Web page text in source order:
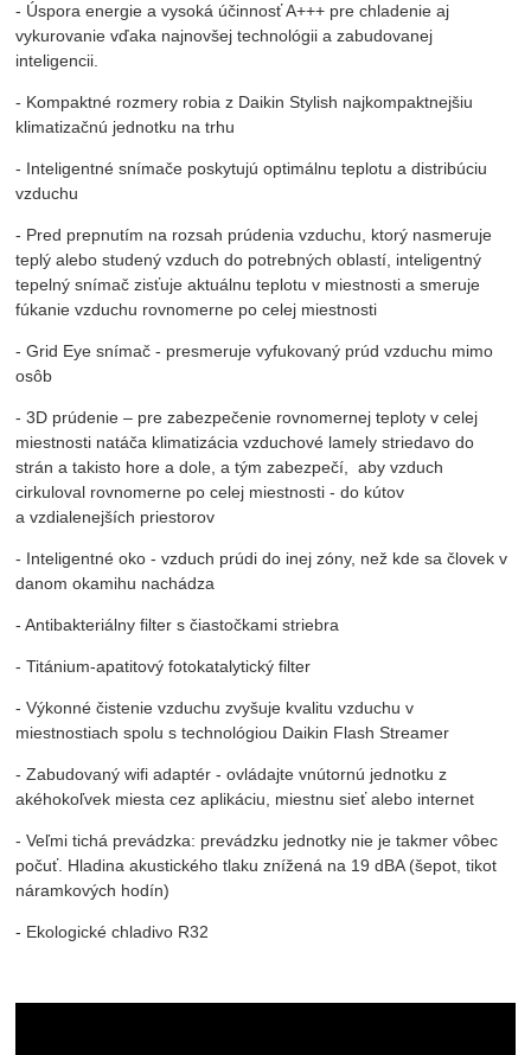
- Úspora energie a vysoká účinnosť A+++ pre chladenie aj
vykurovanie vďaka najnovšej technológii a zabudovanej
inteligencii.
- Kompaktné rozmery robia z Daikin Stylish najkompaktnejšiu
klimatizačnú jednotku na trhu
- Inteligentné snímače poskytujú optimálnu teplotu a distribúciu
vzduchu
- Pred prepnutím na rozsah prúdenia vzduchu, ktorý nasmeruje
teplý alebo studený vzduch do potrebných oblastí, inteligentný
tepelný snímač zisťuje aktuálnu teplotu v miestnosti a smeruje
fúkanie vzduchu rovnomerne po celej miestnosti
- Grid Eye snímač - presmeruje vyfukovaný prúd vzduchu mimo
osôb
- 3D prúdenie – pre zabezpečenie rovnomernej teploty v celej
miestnosti natáča klimatizácia vzduchové lamely striedavo do
strán a takisto hore a dole, a tým zabezpečí, aby vzduch
cirkuloval rovnomerne po celej miestnosti - do kútov
a vzdialenejších priestorov
- Inteligentné oko - vzduch prúdi do inej zóny, než kde sa človek v
danom okamihu nachádza
- Antibakteriálny filter s čiastočkami striebra
- Titánium-apatitový fotokatalytický filter
- Výkonné čistenie vzduchu zvyšuje kvalitu vzduchu v
miestnostiach spolu s technológiou Daikin Flash Streamer
- Zabudovaný wifi adaptér - ovládajte vnútornú jednotku z
akéhokoľvek miesta cez aplikáciu, miestnu sieť alebo internet
- Veľmi tichá prevádzka: prevádzku jednotky nie je takmer vôbec
počuť. Hladina akustického tlaku znížená na 19 dBA (šepot, tikot
náramkových hodín)
- Ekologické chladivo R32